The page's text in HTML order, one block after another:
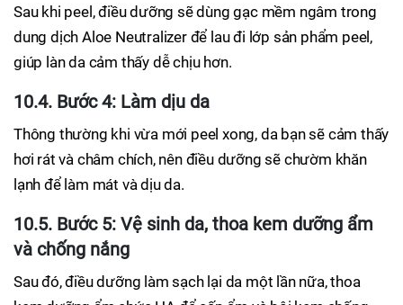
Sau khi peel, điều dưỡng sẽ dùng gạc mềm ngâm trong
dung dịch Aloe Neutralizer để lau đi lớp sản phẩm peel,
giúp làn da cảm thấy dễ chịu hơn.
10.4. Bước 4: Làm dịu da
Thông thường khi vừa mới peel xong, da bạn sẽ cảm thấy
hơi rát và châm chích, nên điều dưỡng sẽ chườm khăn
lạnh để làm mát và dịu da.
10.5. Bước 5: Vệ sinh da, thoa kem dưỡng ẩm
và chống nắng
Sau đó, điều dưỡng làm sạch lại da một lần nữa, thoa